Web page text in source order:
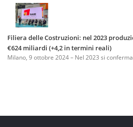
Filiera delle Costruzioni: nel 2023
€624 miliardi (+4,2 in termini reali)
Milano, 9 ottobre 2024 – Nel 2023 si